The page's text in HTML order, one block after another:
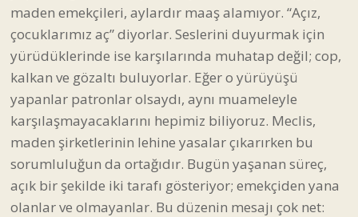
maden emekçileri, aylardır maaş alamıyor. “Açız,
çocuklarımız aç” diyorlar. Seslerini duyurmak için
yürüdüklerinde ise karşılarında muhatap değil; cop,
kalkan ve gözaltı buluyorlar. Eğer o yürüyüşü
yapanlar patronlar olsaydı, aynı muameleyle
karşılaşmayacaklarını hepimiz biliyoruz. Meclis,
maden şirketlerinin lehine yasalar çıkarırken bu
sorumluluğun da ortağıdır. Bugün yaşanan süreç,
açık bir şekilde iki tarafı gösteriyor; emekçiden yana
olanlar ve olmayanlar. Bu düzenin mesajı çok net: